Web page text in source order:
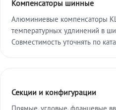
Компенсаторы шинные
Алюминиевые компенсаторы
температурных удлинений в
Совместимость уточнять по
Секции и конфигурации